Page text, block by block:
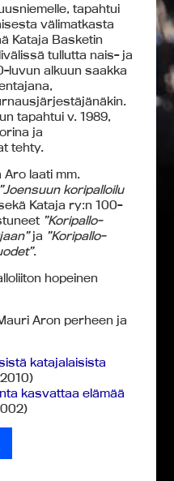
tapahtui
välimatkasta
Kataja Basketin
tullutta nais- ja
luvun alkuun saakka
tapahtui v. 1989,
ja
tehty.
laati mm.
”Joensuun koripalloilu
Kataja ry:n 100-
”Koripallo-
ja ”Koripallo-
.
hopeinen
Aron perheen ja
katajalaisista
kasvattaa elämää